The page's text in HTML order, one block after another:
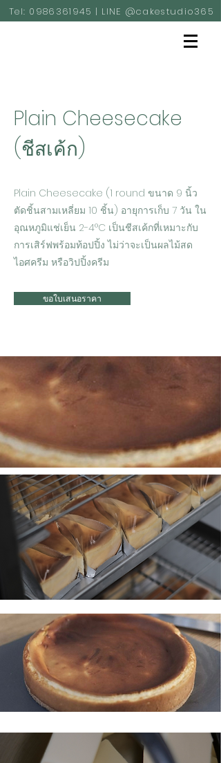
Tel: 0986361945 | LINE @cakestudio365
Plain Cheesecake
(ชีสเค้ก)
Plain Cheesecake (1 round ขนาด 9 นิ้ว
ตัดชิ้นสามเหลี่ยม 10 ชิ้น) อายุการเก็บ 7 วัน ใน
อุณหภูมิแช่เย็น 2-4°C เป็นชีสเค้กที่เหมาะกับ
การเสิร์ฟพร้อมท้อปปิ้ง ไม่ว่าจะเป็นผลไม้สด
ไอศครีม หรือวิปปิ้งครีม
ขอใบเสนอราคา